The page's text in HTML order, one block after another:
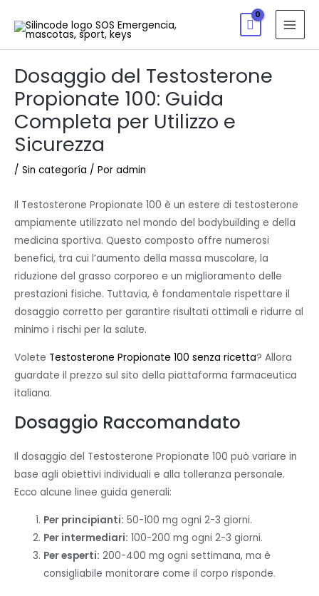
Dosaggio del Testosterone
Propionate 100: Guida
Completa per Utilizzo e
Sicurezza
/ Sin categoría / Por admin
Il Testosterone Propionate 100 è un estere di testosterone
ampiamente utilizzato nel mondo del bodybuilding e della
medicina sportiva. Questo composto offre numerosi
benefici, tra cui l’aumento della massa muscolare, la
riduzione del grasso corporeo e un miglioramento delle
prestazioni fisiche. Tuttavia, è fondamentale rispettare il
dosaggio corretto per garantire risultati ottimali e ridurre al
minimo i rischi per la salute.
Volete Testosterone Propionate 100 senza ricetta? Allora
guardate il prezzo sul sito della piattaforma farmaceutica
italiana.
Dosaggio Raccomandato
Il dosaggio del Testosterone Propionate 100 può variare in
base agli obiettivi individuali e alla tolleranza personale.
Ecco alcune linee guida generali:
Per principianti: 50-100 mg ogni 2-3 giorni.
Per intermediari: 100-200 mg ogni 2-3 giorni.
Per esperti: 200-400 mg ogni settimana, ma è
consigliabile monitorare come il corpo risponde.